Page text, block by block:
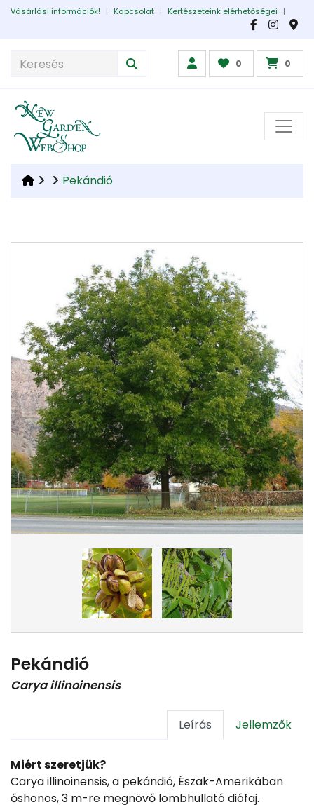
Vásárlási információk! | Kapcsolat | Kertészeteink elérhetőségei |
0 0
Pekándió
Pekándió
Carya illinoinensis
Leírás Jellemzők
Miért szeretjük?
Carya illinoinensis, a pekándió, Észak-Amerikában
őshonos, 3 m-re megnövő lombhullató diófaj.